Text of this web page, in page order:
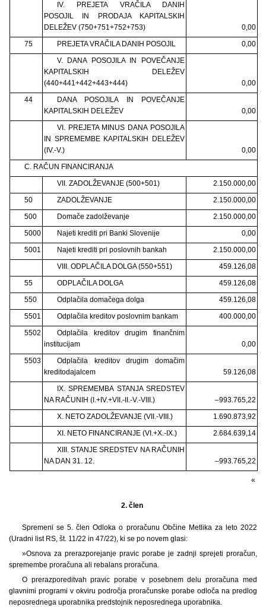
IV. PREJETA VRAČILA DANIH
POSOJIL IN PRODAJA KAPITALSKIH
DELEŽEV (750+751+752+753)
0,00
75
PREJETA VRAČILA DANIH POSOJIL
0,00
V. DANA POSOJILA IN POVEČANJE
KAPITALSKIH DELEŽEV
(440+441+442+443+444)
0,00
44
DANA POSOJILA IN POVEČANJE
KAPITALSKIH DELEŽEV
0,00
VI. PREJETA MINUS DANA POSOJILA
IN SPREMEMBE KAPITALSKIH DELEŽEV
(IV.-V.)
0,00
C. RAČUN FINANCIRANJA
VII. ZADOLŽEVANJE (500+501)
2.150.000,00
50
ZADOLŽEVANJE
2.150.000,00
500
Domače zadolževanje
2.150.000,00
5000
Najeti krediti pri Banki Slovenije
0,00
5001
Najeti krediti pri poslovnih bankah
2.150.000,00
VIII. ODPLAČILA DOLGA (550+551)
459.126,08
55
ODPLAČILA DOLGA
459.126,08
550
Odplačila domačega dolga
459.126,08
5501
Odplačila kreditov poslovnim bankam
400.000,00
5502
Odplačila kreditov drugim finančnim
institucijam
0,00
5503
Odplačila kreditov drugim domačim
kreditodajalcem
59.126,08
IX. SPREMEMBA STANJA SREDSTEV
NA RAČUNIH (I.+IV.+VII.-II.-V.-VIII.)
–993.765,22
X. NETO ZADOLŽEVANJE (VII.-VIII.)
1.690.873,92
XI. NETO FINANCIRANJE (VI.+X.-IX.)
2.684.639,14
XIII. STANJE SREDSTEV NA RAČUNIH
NA DAN 31. 12.
–993.765,22
«
2. člen
Spremeni se 5. člen Odloka o proračunu Občine Metlika za leto 2022
(Uradni list RS, št. 11/22 in 47/22), ki se po novem glasi:
»Osnova za prerazporejanje pravic porabe je zadnji sprejeti proračun,
spremembe proračuna ali rebalans proračuna.
O prerazporeditvah pravic porabe v posebnem delu proračuna med
glavnimi programi v okviru področja proračunske porabe odloča na predlog
neposrednega uporabnika predstojnik neposrednega uporabnika.